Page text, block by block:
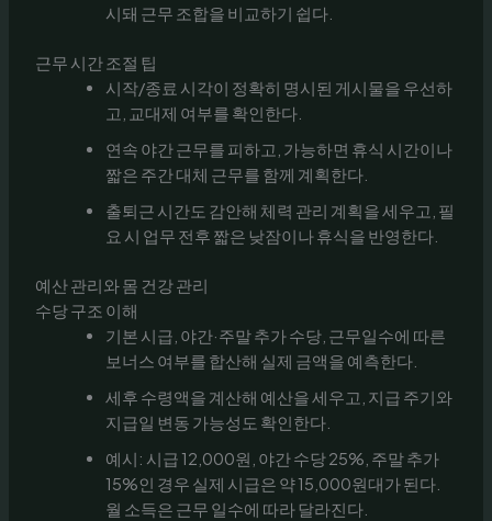
시돼 근무 조합을 비교하기 쉽다.
근무 시간 조절 팁
시작/종료 시각이 정확히 명시된 게시물을 우선하
고, 교대제 여부를 확인한다.
연속 야간 근무를 피하고, 가능하면 휴식 시간이나
짧은 주간 대체 근무를 함께 계획한다.
출퇴근 시간도 감안해 체력 관리 계획을 세우고, 필
요 시 업무 전후 짧은 낮잠이나 휴식을 반영한다.
예산 관리와 몸 건강 관리
수당 구조 이해
기본 시급, 야간·주말 추가 수당, 근무일수에 따른
보너스 여부를 합산해 실제 금액을 예측한다.
세후 수령액을 계산해 예산을 세우고, 지급 주기와
지급일 변동 가능성도 확인한다.
예시: 시급 12,000원, 야간 수당 25%, 주말 추가
15%인 경우 실제 시급은 약 15,000원대가 된다.
월 소득은 근무 일수에 따라 달라진다.